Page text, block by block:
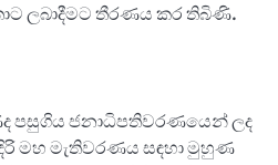
ලබාදීමට තීරණය කර තිබිණි.
පසුගිය ජනාධිපතිවරණයෙන් ලද
මහ මැතිවරණය සඳහා මුහුණ